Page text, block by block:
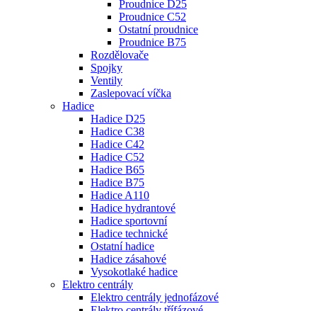
Proudnice D25
Proudnice C52
Ostatní proudnice
Proudnice B75
Rozdělovače
Spojky
Ventily
Zaslepovací víčka
Hadice
Hadice D25
Hadice C38
Hadice C42
Hadice C52
Hadice B65
Hadice B75
Hadice A110
Hadice hydrantové
Hadice sportovní
Hadice technické
Ostatní hadice
Hadice zásahové
Vysokotlaké hadice
Elektro centrály
Elektro centrály jednofázové